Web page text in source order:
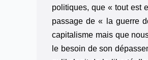
politiques, que « tout est
passage de « la guerre
capitalisme mais que
le besoin de son